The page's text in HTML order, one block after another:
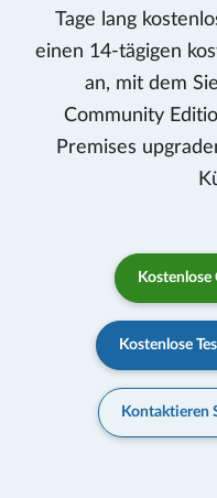
Tage lang
einen 14-tägigen
an, mit dem
Community
Premises
Kostenlose
Kontaktieren